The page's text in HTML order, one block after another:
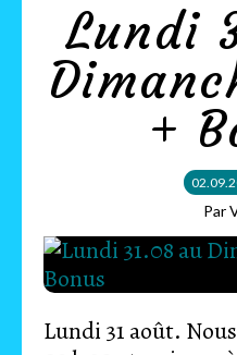
Lundi
+
Par
Lundi 31 août.